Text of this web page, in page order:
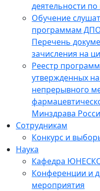
деятельности
Обучение
программам
Перечень
зачисления на
Реестр
утвержденных
непрерывного
Минздрава
Сотрудникам
Конкурс и
Наука
Кафедра
Конференции и
мероприятия